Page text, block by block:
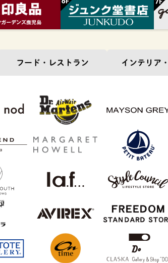
フード・ レストラン インテリア・